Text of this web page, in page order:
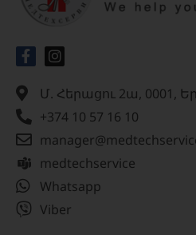
Մ. Հերացու 2ա, 0001,
+374 10 57 16 10
medtechservice
Whatsapp
Viber